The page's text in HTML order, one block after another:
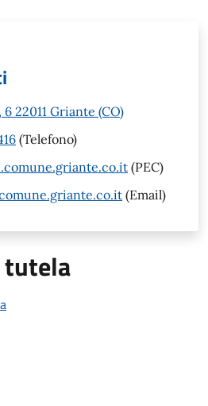
22011 Griante (CO)
(Telefono)
(PEC)
(Email)